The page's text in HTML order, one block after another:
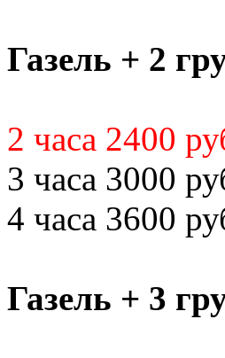
Газель + 2
2 часа 2400
3 часа 3000
4 часа 3600
Газель + 3